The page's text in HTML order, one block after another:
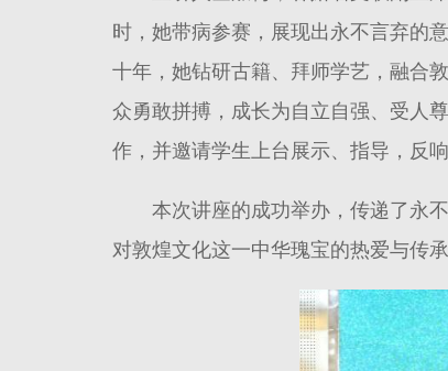
时，她带病参赛，展现出永不言弃的
十年，她钻研古籍、拜师学艺，融合
众勇敢拼搏，成长为自立自强、受人
作，并邀请学生上台展示、指导，反
本次讲座的成功举办，传递了永
对敦煌文化这一中华瑰宝的热爱与传